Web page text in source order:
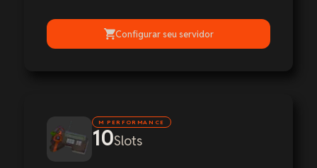
Configurar seu servidor
M PERFORMANCE
10Slots